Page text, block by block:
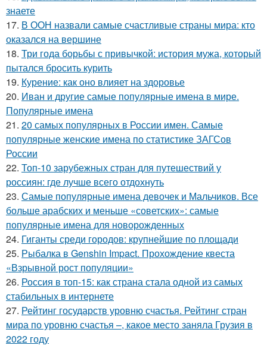
знаете
17. В ООН назвали самые счастливые страны мира: кто
оказался на вершине
18. Три года борьбы с привычкой: история мужа, который
пытался бросить курить
19. Курение: как оно влияет на здоровье
20. Иван и другие самые популярные имена в мире.
Популярные имена
21. 20 самых популярных в России имен. Самые
популярные женские имена по статистике ЗАГСов
России
22. Топ-10 зарубежных стран для путешествий у
россиян: где лучше всего отдохнуть
23. Самые популярные имена девочек и Мальчиков. Все
больше арабских и меньше «советских»: самые
популярные имена для новорожденных
24. Гиганты среди городов: крупнейшие по площади
25. Рыбалка в Genshin Impact. Прохождение квеста
«Взрывной рост популяции»
26. Россия в топ-15: как страна стала одной из самых
стабильных в интернете
27. Рейтинг государств уровню счастья. Рейтинг стран
мира по уровню счастья –, какое место заняла Грузия в
2022 году